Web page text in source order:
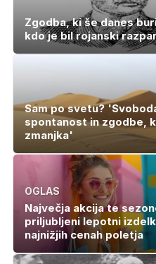
Zgodba, ki še danes
kdo je bil rojanski
Sam po svetu?
spontanost in zgodbe,
zmanjka'
OGLAS
Največja akcija te
priljubljeni lepotni
najnižjih cenah poletja